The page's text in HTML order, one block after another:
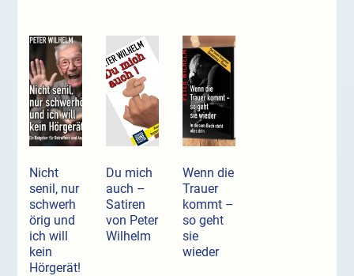
Nicht
senil, nur
schwerh
örig und
ich will
kein
Hörgerät!
Du mich
auch –
Satiren
von Peter
Wilhelm
Wenn die
Trauer
kommt –
so geht
sie
wieder